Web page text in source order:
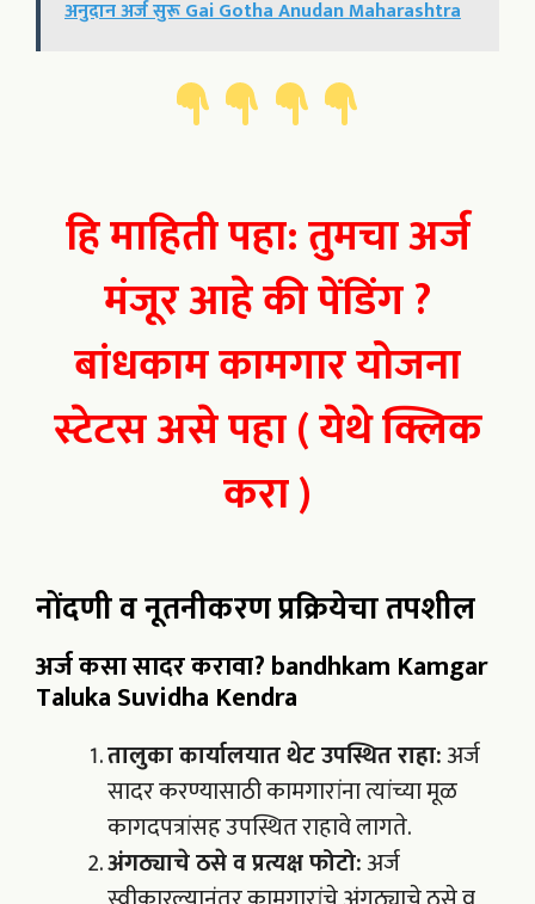
अनुदान अर्ज सुरू Gai Gotha Anudan Maharashtra
हि माहिती पहा: तुमचा अर्ज
मंजूर आहे की पेंडिंग ?
बांधकाम कामगार योजना
स्टेटस असे पहा(येथे क्लिक
करा )
नोंदणी व नूतनीकरण प्रक्रियेचा तपशील
अर्ज कसा सादर करावा? bandhkam Kamgar
Taluka Suvidha Kendra
तालुका कार्यालयात थेट उपस्थित राहा:अर्ज
सादर करण्यासाठी कामगारांना त्यांच्या मूळ
कागदपत्रांसह उपस्थित राहावे लागते.
अंगठ्याचे ठसे व प्रत्यक्ष फोटो:अर्ज